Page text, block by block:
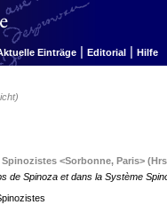
Einträge | Editorial | Hilfe
<Sorbonne, Paris>
de Spinoza et dans la Système